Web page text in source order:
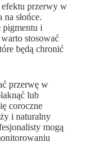
przerwy w
słońce.
i
stosować
będą chronić
przerwę w
lub
coroczne
i naturalny
mogą